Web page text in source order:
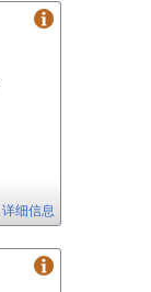
详细信息